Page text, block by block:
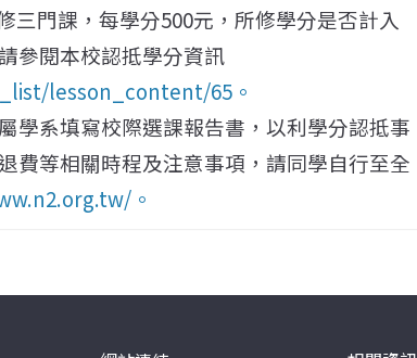
三門課，每學分500元，所修學分是否計入
參閱本校認抵學分資訊
lesson_content/65。
學系填寫校際選課報告書，以利學分認抵事
費等相關時程及注意事項，請同學自行至全
。